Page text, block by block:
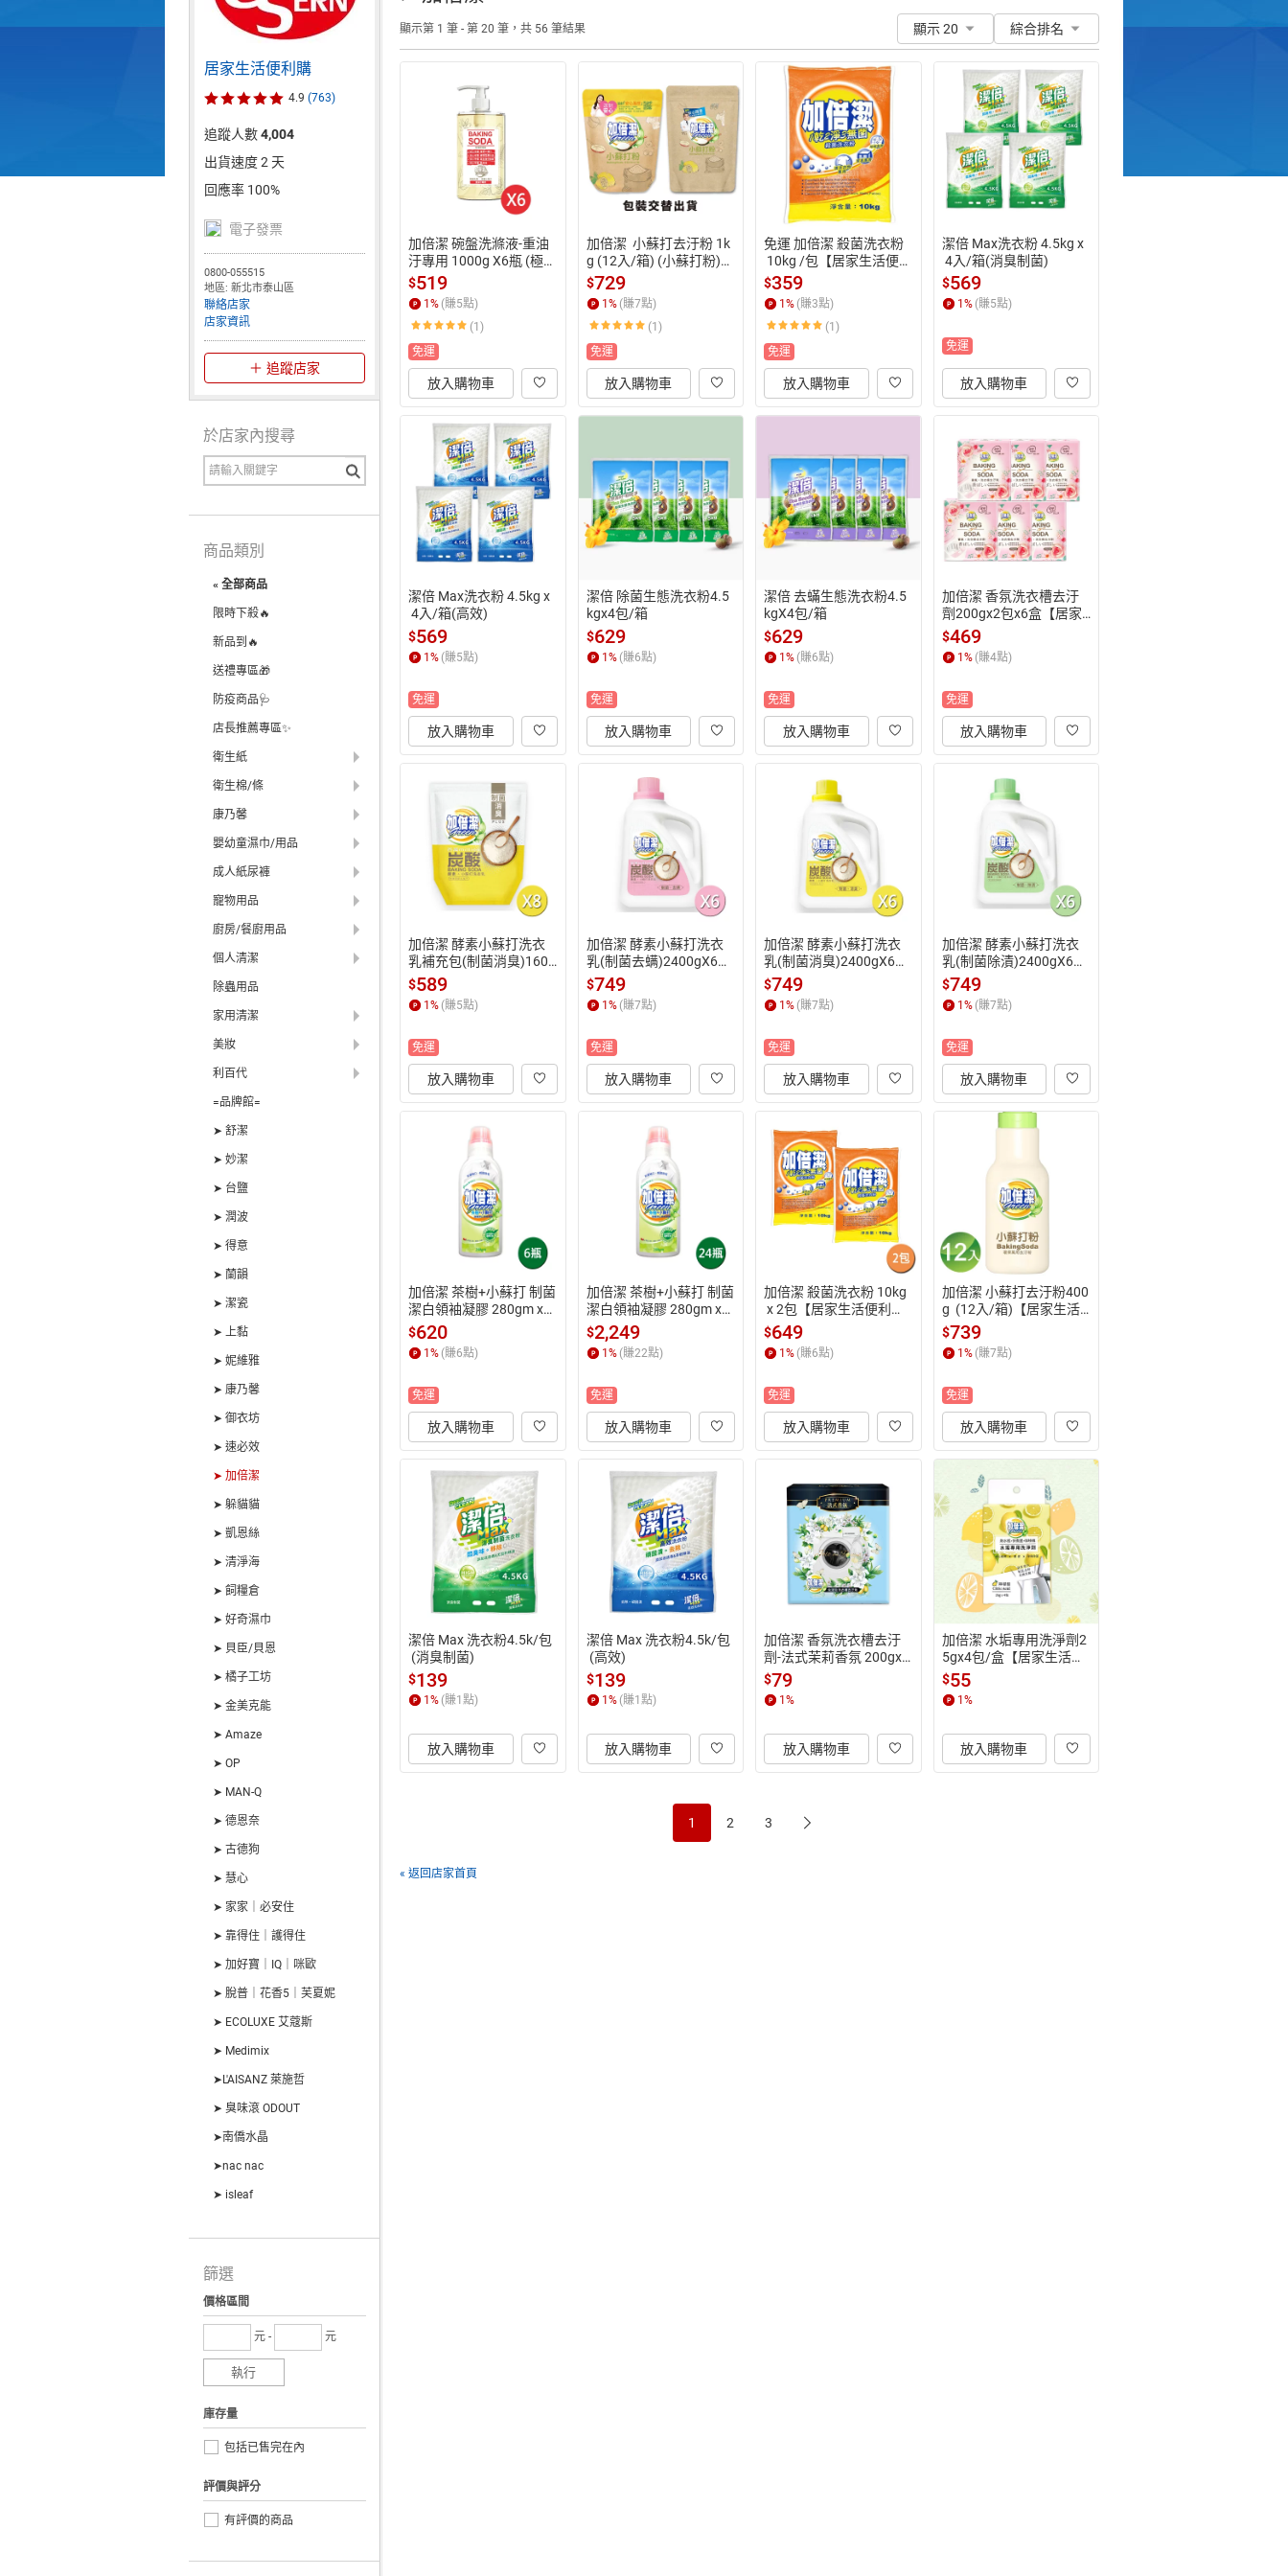
顯示第 1 筆 - 第 20 筆，共 56 筆結果 顯示 20 綜合排名
加倍潔 碗盤洗滌液-重油
汙專用 1000g X6瓶 (極濃
縮小蘇打洗碗精)【居家
生活便利購】
$519
1% (賺5點)
(1)
免運
放入購物車
加倍潔  小蘇打去汙粉 1k
g (12入/箱) (小蘇打粉)
【居家生活便利購】
$729
1% (賺7點)
(1)
免運
放入購物車
免運 加倍潔 殺菌洗衣粉
10kg /包【居家生活便利
購】
$359
1% (賺3點)
(1)
免運
放入購物車
潔倍 Max洗衣粉 4.5kg x
4入/箱(消臭制菌)
$569
1% (賺5點)
免運
放入購物車
潔倍 Max洗衣粉 4.5kg x
4入/箱(高效)
$569
1% (賺5點)
免運
放入購物車
潔倍 除菌生態洗衣粉4.5
kgx4包/箱
$629
1% (賺6點)
免運
放入購物車
潔倍 去蟎生態洗衣粉4.5
kgX4包/箱
$629
1% (賺6點)
免運
放入購物車
加倍潔 香氛洗衣槽去汙
劑200gx2包x6盒【居家
生活便利購】
$469
1% (賺4點)
免運
放入購物車
加倍潔 酵素小蘇打洗衣
乳補充包(制菌消臭)1600
gX8包/箱【居家生活便
利購】
$589
1% (賺5點)
免運
放入購物車
加倍潔 酵素小蘇打洗衣
乳(制菌去螨)2400gX6
瓶/箱【居家生活便利
購】
$749
1% (賺7點)
免運
放入購物車
加倍潔 酵素小蘇打洗衣
乳(制菌消臭)2400gX6
瓶/箱【居家生活便利
購】
$749
1% (賺7點)
免運
放入購物車
加倍潔 酵素小蘇打洗衣
乳(制菌除漬)2400gX6
瓶/箱【居家生活便利
購】
$749
1% (賺7點)
免運
放入購物車
加倍潔 茶樹+小蘇打 制菌
潔白領袖凝膠 280gm x6
瓶/箱 (衣領、袖口清潔專
家)【居家生活便利購】
$620
1% (賺6點)
免運
放入購物車
加倍潔 茶樹+小蘇打 制菌
潔白領袖凝膠 280gm x2
4瓶/箱 (衣領、袖口清潔
專家)【居家生活便利
購】
$2,249
1% (賺22點)
免運
放入購物車
加倍潔 殺菌洗衣粉 10kg
x 2包【居家生活便利
購】
$649
1% (賺6點)
免運
放入購物車
加倍潔 小蘇打去汙粉400
g  (12入/箱)【居家生活
便利購】
$739
1% (賺7點)
免運
放入購物車
潔倍 Max 洗衣粉4.5k/包
(消臭制菌)
$139
1 % (賺1 點)
放入購物車
潔倍 Max 洗衣粉4.5k/包
(高效)
$139
1 % (賺1 點)
放入購物車
加倍潔 香氛洗衣槽去汙
劑-法式茉莉香氛 200gx2
包【居家生活便利購】
$79
1 %
放入購物車
加倍潔 水垢專用洗淨劑2
5gx4包/盒【居家生活便
利購】
$55
1 %
放入購物車
1 2 3
« 返回店家首頁
居家生活便利購
4.9 (763)
追蹤人數4,004
出貨速度 2 天
回應率 100%
電子發票
0800-055515
地區: 新北市泰山區
聯絡店家
店家資訊
追蹤店家
於店家內搜尋
商品類別
« 全部商品
限時下殺🔥
新品到🔥
送禮專區🎁
防疫商品🩺
店長推薦專區✨
衛生紙
衛生棉/條
康乃馨
嬰幼童濕巾/用品
成人紙尿褲
寵物用品
廚房/餐廚用品
個人清潔
除蟲用品
家用清潔
美妝
利百代
=品牌館=
➤ 舒潔
➤ 妙潔
➤ 台鹽
➤ 潤波
➤ 得意
➤ 蘭韻
➤ 潔瓷
➤ 上黏
➤ 妮維雅
➤ 康乃馨
➤ 御衣坊
➤ 速必效
➤ 加倍潔
➤ 躲貓貓
➤ 凱恩絲
➤ 清淨海
➤ 飼糧倉
➤ 好奇濕巾
➤ 貝臣/貝恩
➤ 橘子工坊
➤ 金美克能
➤ Amaze
➤ OP
➤ MAN-Q
➤ 德恩奈
➤ 古德狗
➤ 慧心
➤ 家家｜必安住
➤ 靠得住｜護得住
➤ 加好寶｜IQ｜咪歐
➤ 脫普｜花香5｜芙夏妮
➤ ECOLUXE 艾蔻斯
➤ Medimix
➤L'AISANZ 萊施哲
➤ 臭味滾 ODOUT
➤南僑水晶
➤nac nac
➤ isleaf
篩選
價格區間
元 - 元
執行
庫存量
包括已售完在內
評價與評分
有評價的商品